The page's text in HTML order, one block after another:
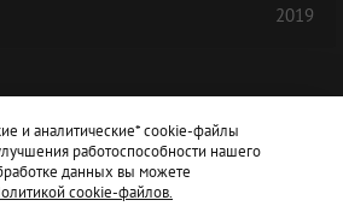
2019
и аналитические* cookie-файлы
работоспособности нашего
данных вы можете
cookie-файлов.